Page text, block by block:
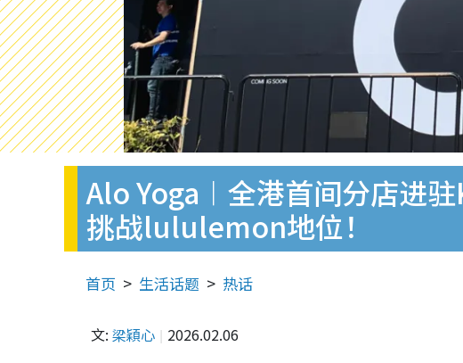
Alo Yoga︱全港首间分店进
挑战lululemon地位！
首页 生活话题 热话
文: 梁穎心 2026.02.06